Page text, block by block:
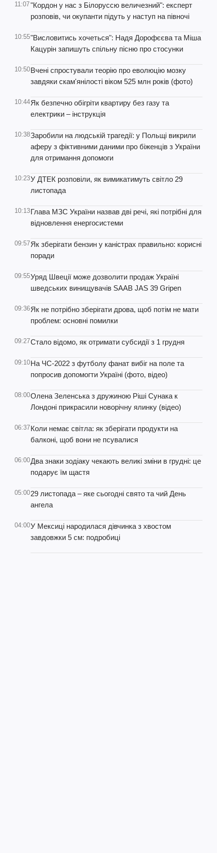
11:07"Кордон у нас з Білоруссю величезний": експерт
розповів, чи окупанти підуть у наступ на півночі
10:55"Висловитись хочеться": Надя Дорофєєва та Міша
Кацурін запишуть спільну пісню про стосунки
10:50Вчені спростували теорію про еволюцію мозку
завдяки скам'янілості віком 525 млн років (фото)
10:44Як безпечно обігріти квартиру без газу та
електрики – інструкція
10:38Заробили на людській трагедії: у Польщі викрили
аферу з фіктивними даними про біженців з України
для отримання допомоги
10:23У ДТЕК розповіли, як вимикатимуть світло 29
листопада
10:13Глава МЗС України назвав дві речі, які потрібні для
відновлення енергосистеми
09:57Як зберігати бензин у каністрах правильно: корисні
поради
09:55Уряд Швеції може дозволити продаж Україні
шведських винищувачів SAAB JAS 39 Gripen
09:36Як не потрібно зберігати дрова, щоб потім не мати
проблем: основні помилки
09:27Стало відомо, як отримати субсидії з 1 грудня
09:10На ЧС-2022 з футболу фанат вибіг на поле та
попросив допомогти Україні (фото, відео)
08:00Олена Зеленська з дружиною Ріші Сунака к
Лондоні прикрасили новорічну ялинку (відео)
06:37Коли немає світла: як зберігати продукти на
балконі, щоб вони не псувалися
06:00Два знаки зодіаку чекають великі зміни в грудні: це
подарує їм щастя
05:0029 листопада – яке сьогодні свято та чий День
ангела
04:00У Мексиці народилася дівчинка з хвостом
завдовжки 5 см: подробиці